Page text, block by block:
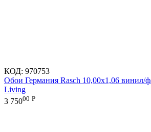
КОД: 970753
Обои Германия Rasch 10,00x1,06 винил/
Living
3 75000 Р